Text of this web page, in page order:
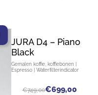
JURA D4 – Piano
Black
Gemalen koffie, koffiebonen |
Espresso | Waterfilterindicator
€749,00€699,00